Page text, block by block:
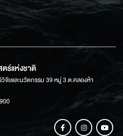
ร์แห่งชาติ
จัยและนวัตกรรม 39 หมู่ 3 ต.คลองห้า